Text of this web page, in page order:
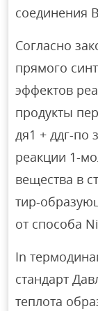
соединения
Согласно
прямого
эффектов
продукты
дя1 + ддг-по
реакции 1-
вещества в
тир-
от способа
In
стандарт
теплота